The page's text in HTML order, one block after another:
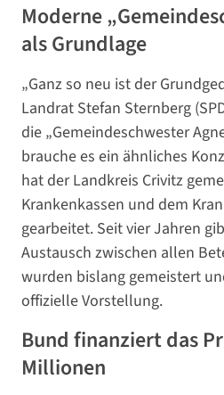
Moderne
als Grundlage
„Ganz so neu ist der
Landrat Stefan Sternberg
die „Gemeindeschwester
brauche es ein ähnliches
hat der Landkreis Crivitz
Krankenkassen und dem
gearbeitet. Seit vier Jahren
Austausch zwischen allen
wurden bislang gemeistert
offizielle Vorstellung.
Bund finanziert das
Millionen